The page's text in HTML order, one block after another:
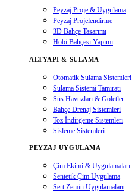
Peyzaj Proje & Uygulama
Peyzaj Projelendirme
3D Bahçe Tasarımı
Hobi Bahçesi Yapımı
ALTYAPI & SULAMA
Otomatik Sulama Sistemleri
Sulama Sistemi Tamiratı
Süs Havuzları & Göletler
Bahçe Drenaj Sistemleri
Toz İndirgeme Sistemleri
Sisleme Sistemleri
PEYZAJ UYGULAMA
Çim Ekimi & Uygulamaları
Sentetik Çim Uygulama
Sert Zemin Uygulamaları